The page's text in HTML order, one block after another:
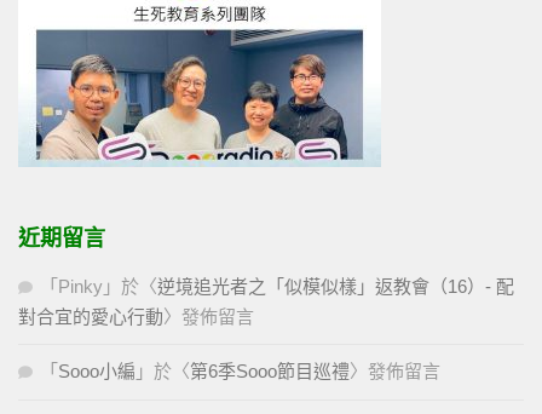
近期留言
「 Pinky 」於〈逆境追光者之「似模似樣」返教會（16）- 配
對合宜的愛心行動〉發佈留言
「 Sooo小編 」於〈第6季Sooo節目巡禮〉發佈留言